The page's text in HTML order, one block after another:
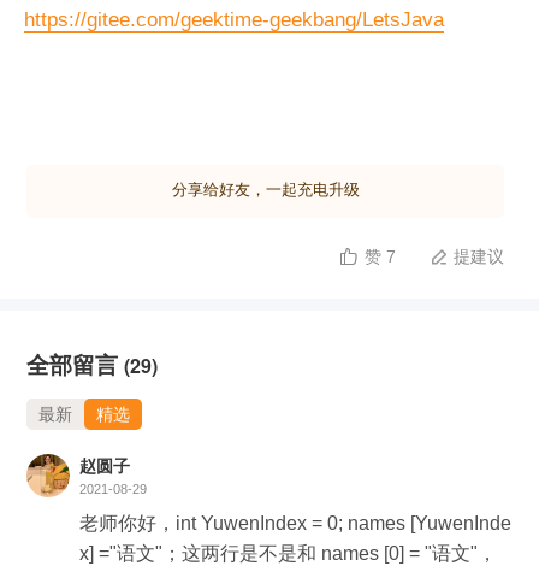
https://gitee.com/geektime-geekbang/LetsJava
分享给好友，一起充电升级
 赞 7  提建议
全部留言 (29)
最新 精选
赵圆子
2021-08-29
老师你好，int YuwenIndex = 0; names [YuwenInde
x] ="语文"；这两行是不是和 names [0] = "语文"，